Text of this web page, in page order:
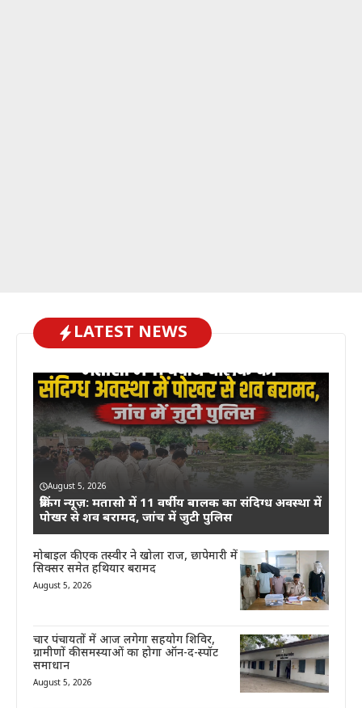
LATEST NEWS
August 5, 2026
ब्रेकिंग न्यूज़: मतासो में 11 वर्षीय बालक का संदिग्ध अवस्था में
पोखर से शव बरामद, जांच में जुटी पुलिस
मोबाइल की एक तस्वीर ने खोला राज, छापेमारी में
सिक्सर समेत हथियार बरामद
August 5, 2026
चार पंचायतों में आज लगेगा सहयोग शिविर,
ग्रामीणों की समस्याओं का होगा ऑन-द-स्पॉट
समाधान
August 5, 2026